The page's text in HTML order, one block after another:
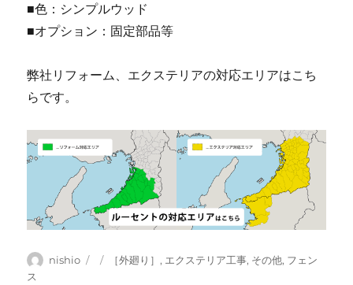
■色：シンプルウッド
■オプション：固定部品等
弊社リフォーム、エクステリアの対応エリアはこち
らです。
投
nishio
投
カ［外廻り］ , エクステリア工事, その他, フェン
ス